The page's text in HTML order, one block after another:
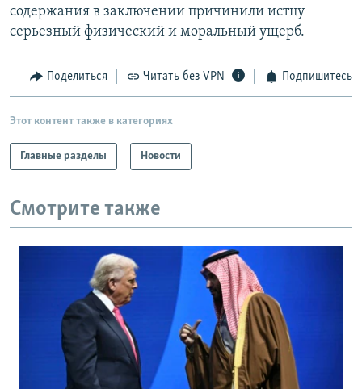
Все сайты РСЕ/РС
содержания в заключении причинили истцу
серьезный физический и моральный ущерб.
Поделиться Читать без VPN Подпишитесь
Этот контент также в категориях
Главные разделы Новости
Смотрите также